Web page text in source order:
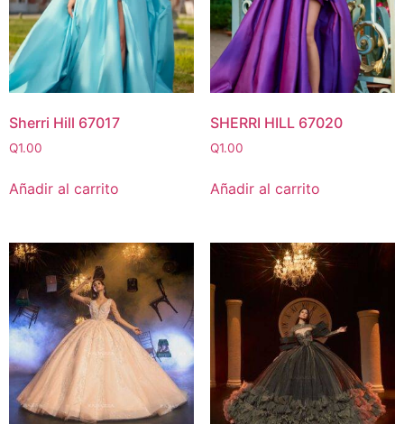
Sherri Hill 67017
Q1.00
Añadir al carrito
SHERRI HILL 67020
Q1.00
Añadir al carrito